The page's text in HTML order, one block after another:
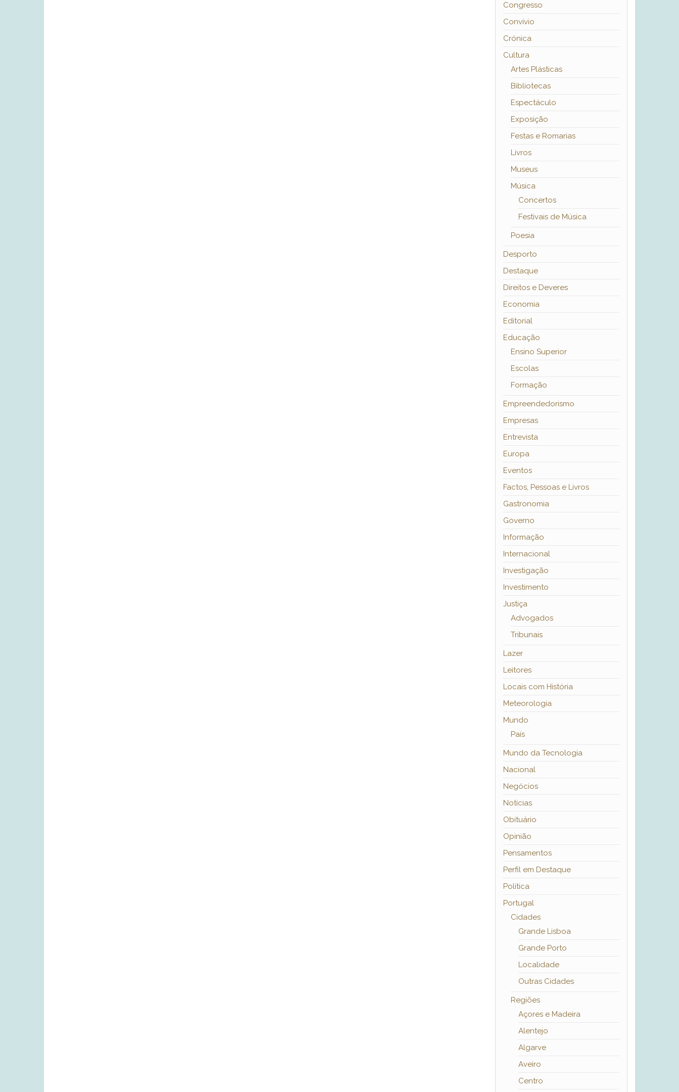
Congresso
Convívio
Crónica
Cultura
Artes Plásticas
Bibliotecas
Espectáculo
Exposição
Festas e Romarias
Livros
Museus
Música
Concertos
Festivais de Música
Poesia
Desporto
Destaque
Direitos e Deveres
Economia
Editorial
Educação
Ensino Superior
Escolas
Formação
Empreendedorismo
Empresas
Entrevista
Europa
Eventos
Factos, Pessoas e Livros
Gastronomia
Governo
Informação
Internacional
Investigação
Investimento
Justiça
Advogados
Tribunais
Lazer
Leitores
Locais com História
Meteorologia
Mundo
País
Mundo da Tecnologia
Nacional
Negócios
Notícias
Obituário
Opinião
Pensamentos
Perfil em Destaque
Política
Portugal
Cidades
Grande Lisboa
Grande Porto
Localidade
Outras Cidades
Regiões
Açores e Madeira
Alentejo
Algarve
Aveiro
Centro